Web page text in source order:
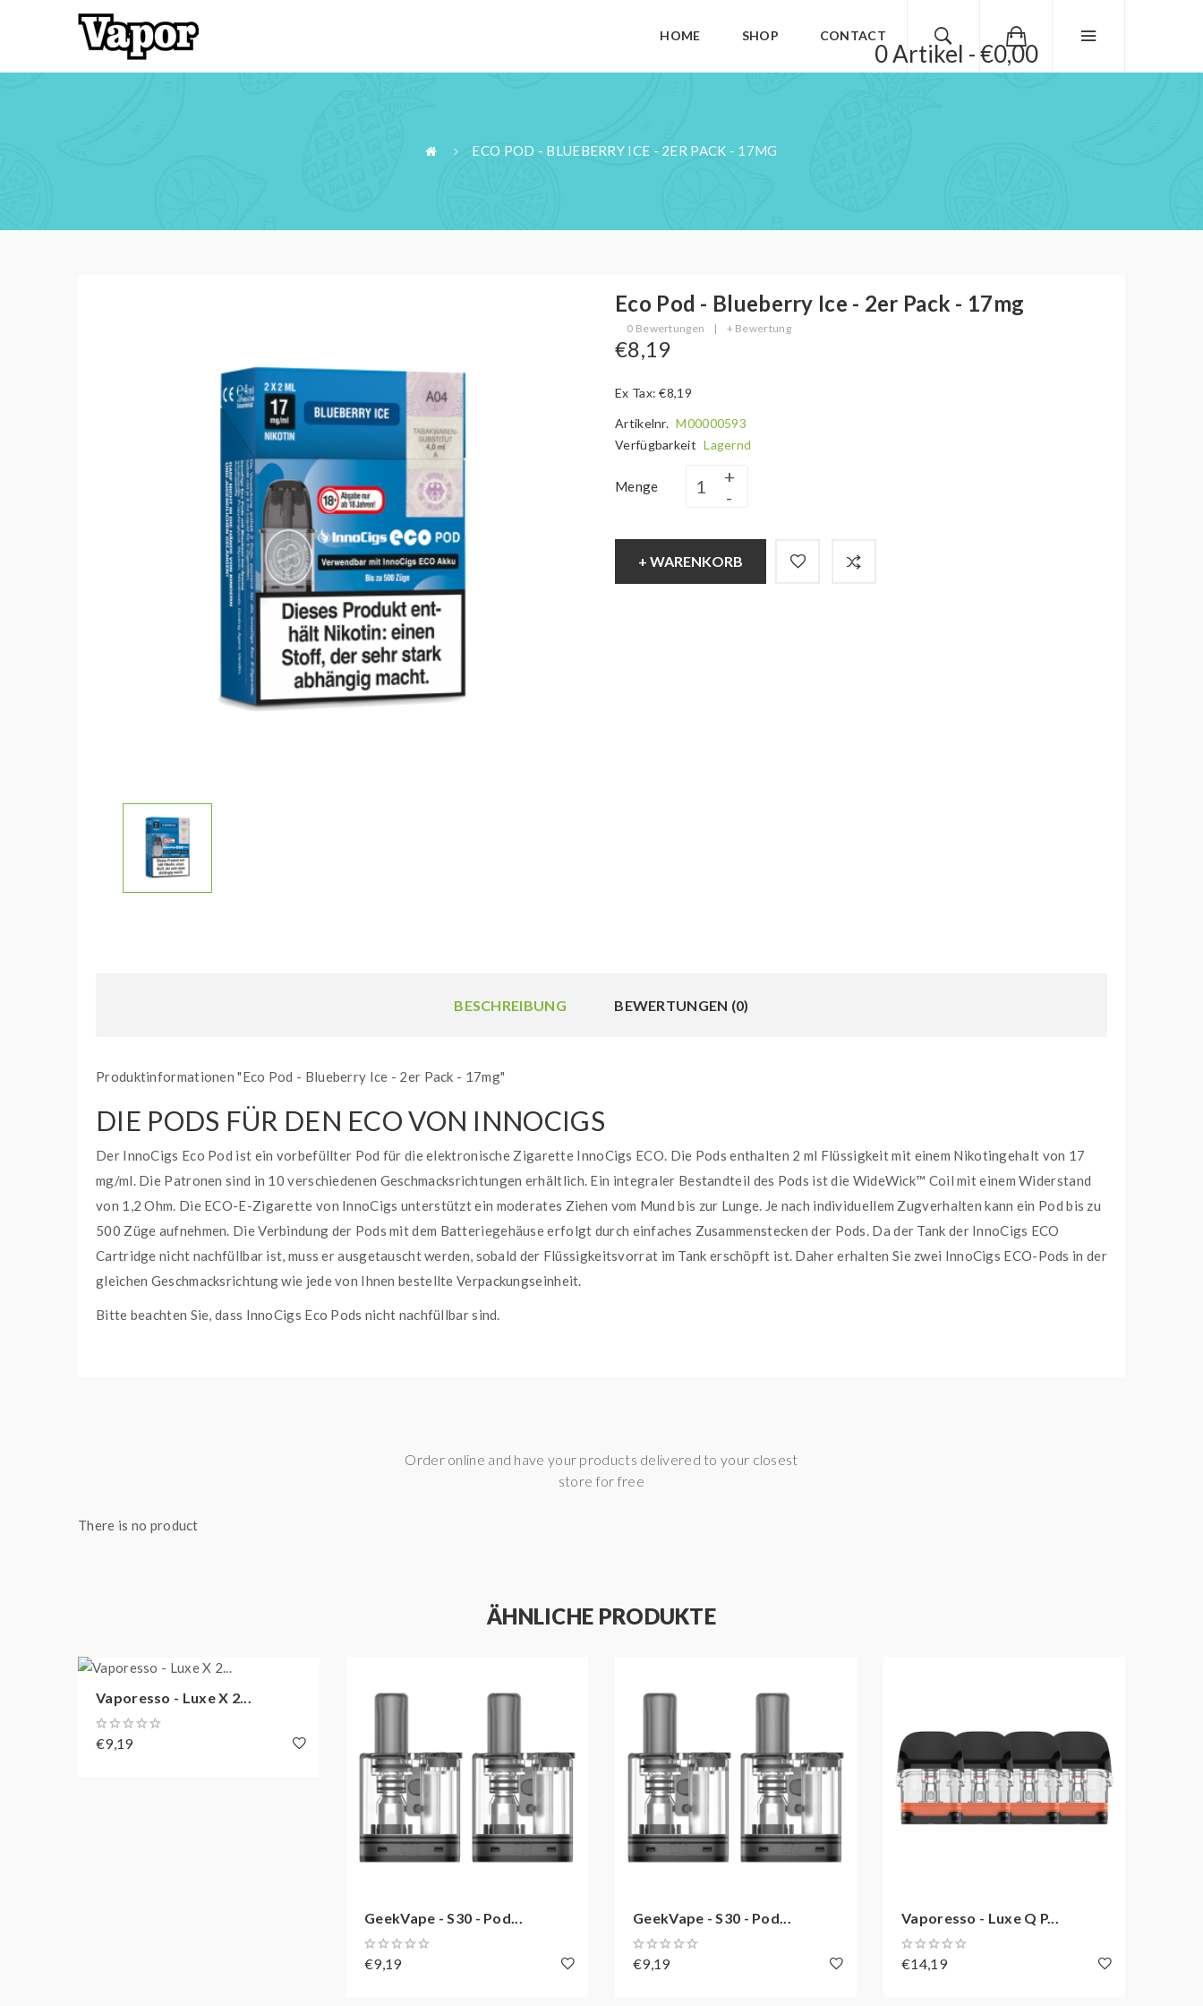
0 Artikel - €0,00
HOME SHOP CONTACT
ECO POD - BLUEBERRY ICE - 2ER PACK - 17MG
Eco Pod - Blueberry Ice - 2er Pack - 17mg
0 Bewertungen | + Bewertung
€8,19
Ex Tax: €8,19
Artikelnr. M00000593
Verfügbarkeit Lagernd
Menge
+ WARENKORB
BESCHREIBUNG BEWERTUNGEN (0)
Produktinformationen "Eco Pod - Blueberry Ice - 2er Pack - 17mg"
DIE PODS FÜR DEN ECO VON INNOCIGS
Der InnoCigs Eco Pod ist ein vorbefüllter Pod für die elektronische Zigarette InnoCigs ECO. Die Pods enthalten 2 ml Flüssigkeit mit einem Nikotingehalt von 17
mg/ml. Die Patronen sind in 10 verschiedenen Geschmacksrichtungen erhältlich. Ein integraler Bestandteil des Pods ist die WideWick™ Coil mit einem Widerstand
von 1,2 Ohm. Die ECO-E-Zigarette von InnoCigs unterstützt ein moderates Ziehen vom Mund bis zur Lunge. Je nach individuellem Zugverhalten kann ein Pod bis zu
500 Züge aufnehmen. Die Verbindung der Pods mit dem Batteriegehäuse erfolgt durch einfaches Zusammenstecken der Pods. Da der Tank der InnoCigs ECO
Cartridge nicht nachfüllbar ist, muss er ausgetauscht werden, sobald der Flüssigkeitsvorrat im Tank erschöpft ist. Daher erhalten Sie zwei InnoCigs ECO-Pods in der
gleichen Geschmacksrichtung wie jede von Ihnen bestellte Verpackungseinheit.
Bitte beachten Sie, dass InnoCigs Eco Pods nicht nachfüllbar sind.
Beschreibung:
Prefilled Pod System
Order online and have your products delivered to your closest
store for free
There is no product
ÄHNLICHE PRODUKTE
Vaporesso - Luxe X 2...
€9,19
GeekVape - S30 - Pod...
€9,19
GeekVape - S30 - Pod...
€9,19
Vaporesso - Luxe Q P...
€14,19